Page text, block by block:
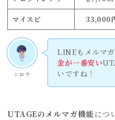
マイスピ 33,000
シロウ
LINEもメルマガ
金が一番安い
いですね！
UTAGEのメルマガ機能につ